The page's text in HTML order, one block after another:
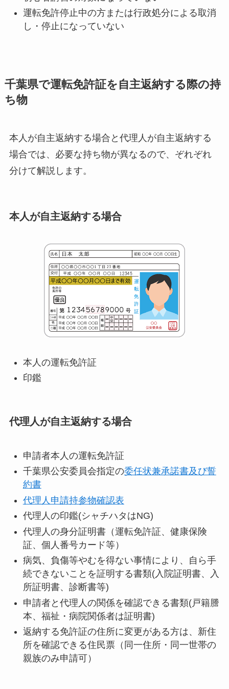
運転免許停止中の方または行政処分による取消
し・停止になっていない
千葉県で運転免許証を自主返納する際の持
ち物
本人が自主返納する場合と代理人が自主返納する
場合では、必要な持ち物が異なるので、ぞれぞれ
分けて解説します。
本人が自主返納する場合
本人の運転免許証
印鑑
代理人が自主返納する場合
申請者本人の運転免許証
千葉県公安委員会指定の委任状兼承諾書及び誓
約書
代理人申請持参物確認表
代理人の印鑑(シャチハタはNG)
代理人の身分証明書（運転免許証、健康保険
証、個人番号カード等）
病気、負傷等やむを得ない事情により、自ら手
続できないことを証明する書類(入院証明書、入
所証明書、診断書等)
申請者と代理人の関係を確認できる書類(戸籍謄
本、福祉・病院関係者は証明書)
返納する免許証の住所に変更がある方は、新住
所を確認できる住民票（同一住所・同一世帯の
親族のみ申請可）